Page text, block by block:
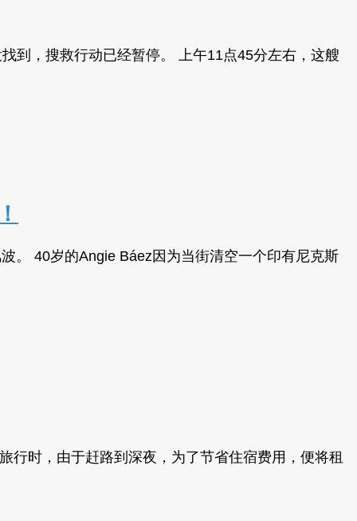
到，搜救行动已经暂停。 上午11点45分左右，这艘
。 40岁的Angie Báez因为当街清空一个印有尼克斯
行时，由于赶路到深夜，为了节省住宿费用，便将租